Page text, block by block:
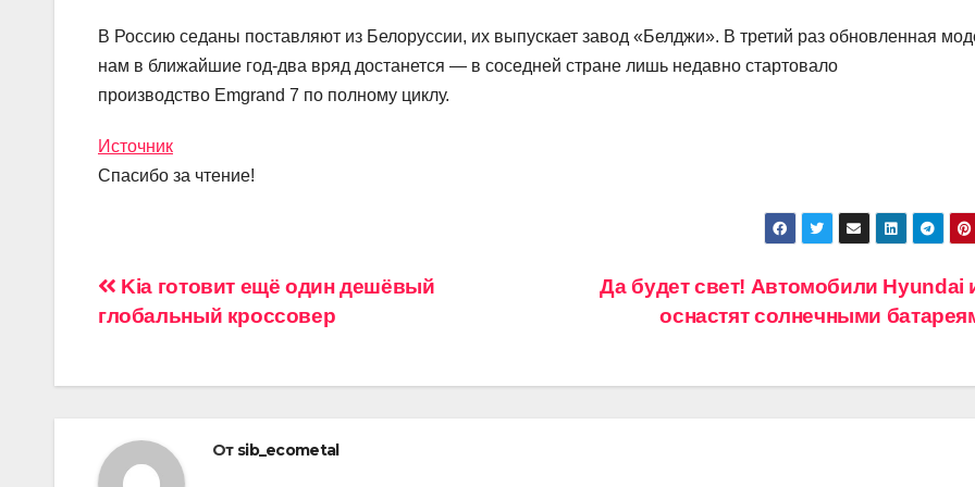
В Россию седаны поставляют из Белоруссии, их выпускает завод «Белджи». В третий раз обновленная
нам в ближайшие год-два вряд достанется — в соседней стране лишь недавно стартовало
производство Emgrand 7 по полному циклу.
Источник
Спасибо за чтение!
Навигация
записям
Да будет свет! Автомобили Hyundai
оснастят солнечными
Kia готовит ещё один дешёвый
глобальный кроссовер
От sib_ecometal